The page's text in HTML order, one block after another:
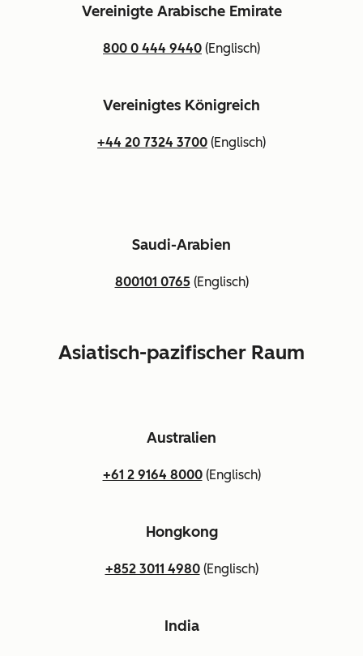
Vereinigte Arabische Emirate
800 0 444 9440 (Englisch)
Vereinigtes Königreich
+44 20 7324 3700 (Englisch)
Saudi-Arabien
800101 0765(Englisch)
Asiatisch-pazifischer Raum
Australien
+61 2 9164 8000(Englisch)
Hongkong
+852 3011 4980(Englisch)
India